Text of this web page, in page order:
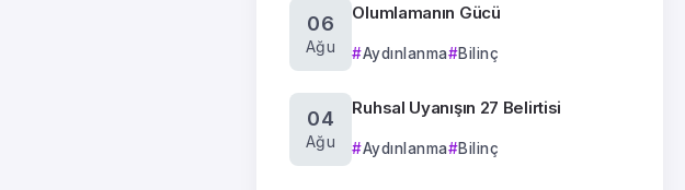
06
Ağu
Olumlamanın Gücü
Aydınlanma Bilinç
04
Ağu
Ruhsal Uyanışın 27 Belirtisi
Aydınlanma Bilinç